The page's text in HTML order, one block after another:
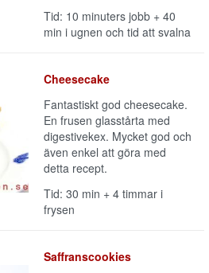
Tid: 10 minuters jobb + 40
min i ugnen och tid att svalna
Cheesecake
Fantastiskt god cheesecake.
En frusen glasstårta med
digestivekex. Mycket god och
även enkel att göra med
detta recept.
Tid: 30 min + 4 timmar i
frysen
Saffranscookies